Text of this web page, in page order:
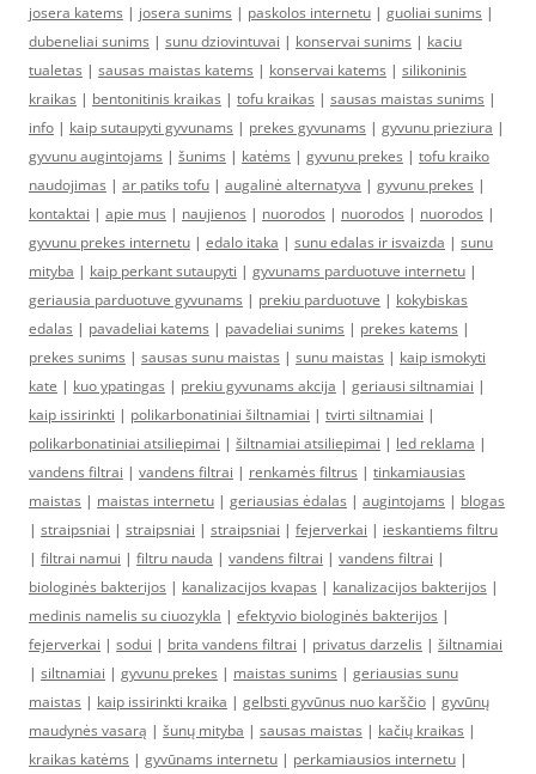
josera katems | josera sunims | paskolos internetu | guoliai sunims |
dubeneliai sunims | sunu dziovintuvai | konservai sunims | kaciu
tualetas | sausas maistas katems | konservai katems | silikoninis
kraikas | bentonitinis kraikas | tofu kraikas | sausas maistas sunims |
info | kaip sutaupyti gyvunams | prekes gyvunams | gyvunu prieziura |
gyvunu augintojams | šunims | katėms | gyvunu prekes | tofu kraiko
naudojimas | ar patiks tofu | augalinė alternatyva | gyvunu prekes |
kontaktai | apie mus | naujienos | nuorodos | nuorodos | nuorodos |
gyvunu prekes internetu | edalo itaka | sunu edalas ir isvaizda | sunu
mityba | kaip perkant sutaupyti | gyvunams parduotuve internetu |
geriausia parduotuve gyvunams | prekiu parduotuve | kokybiskas
edalas | pavadeliai katems | pavadeliai sunims | prekes katems |
prekes sunims | sausas sunu maistas | sunu maistas | kaip ismokyti
kate | kuo ypatingas | prekiu gyvunams akcija | geriausi siltnamiai |
kaip issirinkti | polikarbonatiniai šiltnamiai | tvirti siltnamiai |
polikarbonatiniai atsiliepimai | šiltnamiai atsiliepimai | led reklama |
vandens filtrai | vandens filtrai | renkamės filtrus | tinkamiausias
maistas | maistas internetu | geriausias ėdalas | augintojams | blogas
| straipsniai | straipsniai | straipsniai | fejerverkai | ieskantiems filtru
| filtrai namui | filtru nauda | vandens filtrai | vandens filtrai |
biologinės bakterijos | kanalizacijos kvapas | kanalizacijos bakterijos |
medinis namelis su ciuozykla | efektyvio biologinės bakterijos |
fejerverkai | sodui | brita vandens filtrai | privatus darzelis | šiltnamiai
| siltnamiai | gyvunu prekes | maistas sunims | geriausias sunu
maistas | kaip issirinkti kraika | gelbsti gyvūnus nuo karščio | gyvūnų
maudynės vasarą | šunų mityba | sausas maistas | kačių kraikas |
kraikas katėms | gyvūnams internetu | perkamiausios internetu |